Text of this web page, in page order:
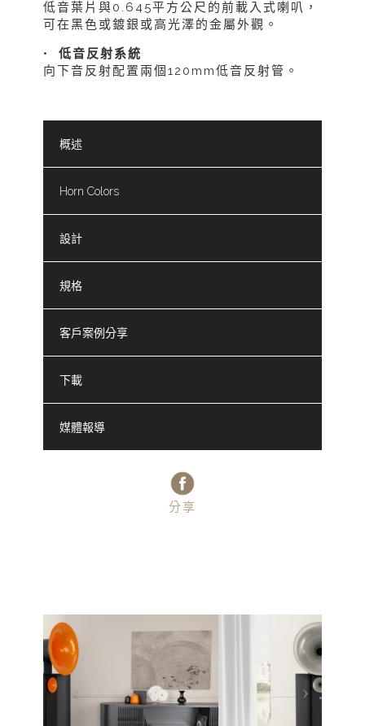
低音葉片與0.645平方公尺的前載入式喇叭，
可在黑色或鍍銀或高光澤的金屬外觀。
• 低音反射系統
向下音反射配置兩個120mm低音反射管。
概述
Horn Colors
設計
規格
客戶案例分享
下載
媒體報導
分享